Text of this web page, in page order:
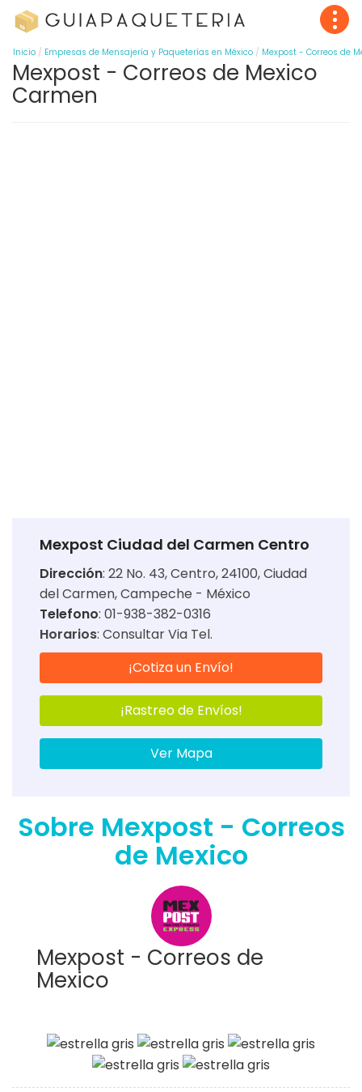
Inicio Empresas de Mensajería y Paqueterías en México Mexpost - Correos de
Mexpost - Correos de Mexico
Carmen
Mexpost Ciudad del Carmen Centro
Dirección: 22 No. 43, Centro, 24100, Ciudad
del Carmen, Campeche - México
Telefono: 01-938-382-0316
Horarios: Consultar Via Tel.
¡Cotiza un Envío!
¡Rastreo de Envíos!
Ver Mapa
Sobre Mexpost - Correos
de Mexico
Mexpost - Correos de
Mexico